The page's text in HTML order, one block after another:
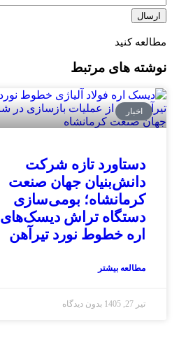
مطالعه کنید
نوشته های مرتبط
اخبار
دستاورد تازه شرکت
دانش‌بنیان جهان صنعت
کرمانشاه؛ بومی‌سازی
دستگاه تراش دیسک‌های
اره خطوط نورد تیرآهن
مطالعه بیشتر
تیر 27, 1405 بدون دیدگاه